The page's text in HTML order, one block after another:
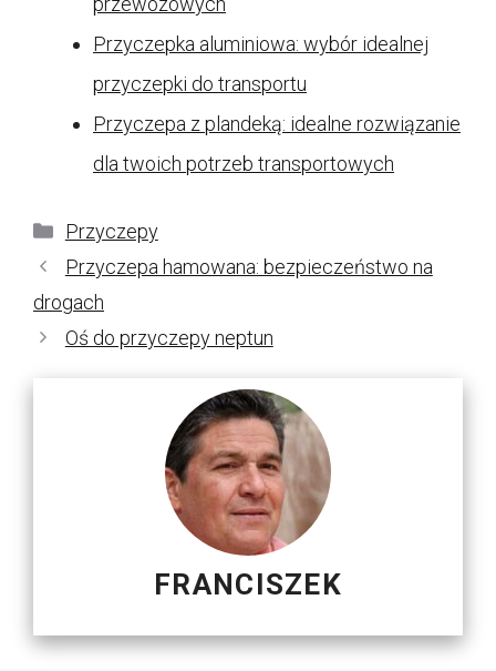
Przyczepka aluminiowa: wybór idealnej
przyczepki do transportu
Przyczepa z plandeką: idealne rozwiązanie
dla twoich potrzeb transportowych
Kategorie
Przyczepy
Przyczepa hamowana: bezpieczeństwo na
drogach
Oś do przyczepy neptun
FRANCISZEK